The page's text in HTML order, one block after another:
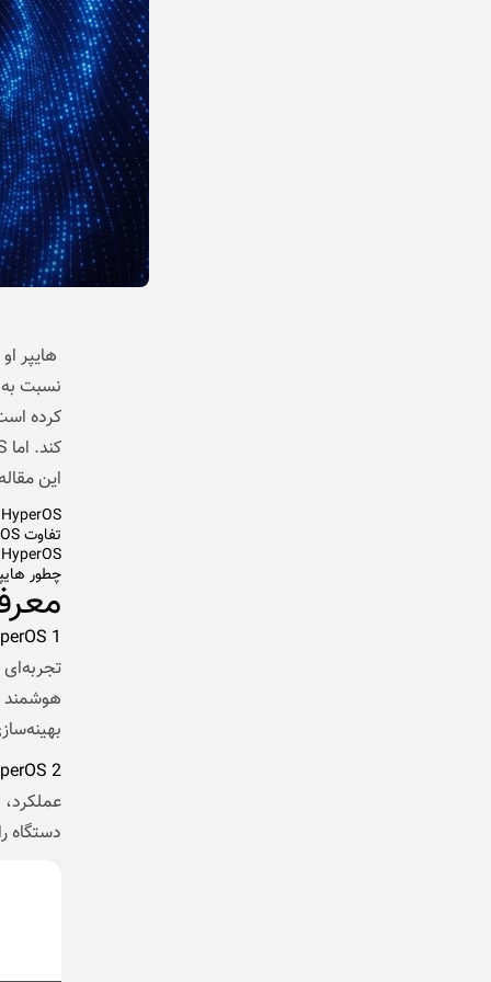
کرده
این
HyperOS چه قابلیت‌هایی دارد؟
تفاوت HyperOS با MIUI شیائومی چیست؟
HyperOS روی کدام گوشی‌های شیائومی قابل نصب است؟
چطور
1
هوشمند
2
دستگاه